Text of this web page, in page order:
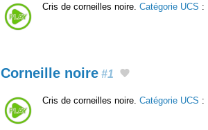
Cris de corneilles noire. Catégorie UCS :
Corneille noire #1
Cris de corneilles noire. Catégorie UCS :